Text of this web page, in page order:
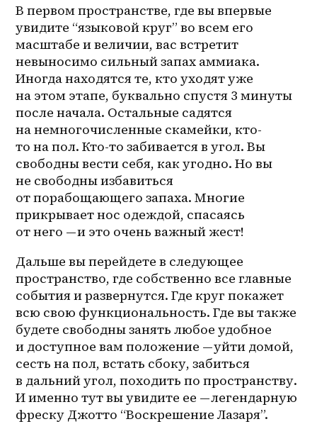
В первом пространстве, где вы впервые
увидите “языковой круг” во всем его
масштабе и величии, вас встретит
невыносимо сильный запах аммиака.
Иногда находятся те, кто уходят уже
на этом этапе, буквально спустя 3 минуты
после начала. Остальные садятся
на немногочисленные скамейки, кто-
то на пол. Кто-то забивается в угол. Вы
свободны вести себя, как угодно. Но вы
не свободны избавиться
от порабощающего запаха. Многие
прикрывает нос одеждой, спасаясь
от него — и это очень важный жест!
Дальше вы перейдете в следующее
пространство, где собственно все главные
события и развернутся. Где круг покажет
всю свою функциональность. Где вы также
будете свободны занять любое удобное
и доступное вам положение — уйти домой,
сесть на пол, встать сбоку, забиться
в дальний угол, походить по пространству.
И именно тут вы увидите ее — легендарную
фреску Джотто “Воскрешение Лазаря”.